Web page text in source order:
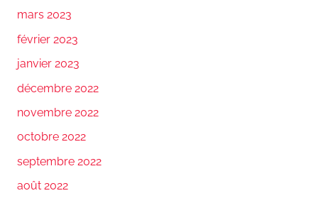
mars 2023
février 2023
janvier 2023
décembre 2022
novembre 2022
octobre 2022
septembre 2022
août 2022